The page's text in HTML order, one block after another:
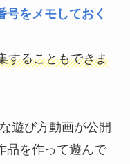
号をメモしておく
することもできま
遊び方動画が公開
品を作って遊んで